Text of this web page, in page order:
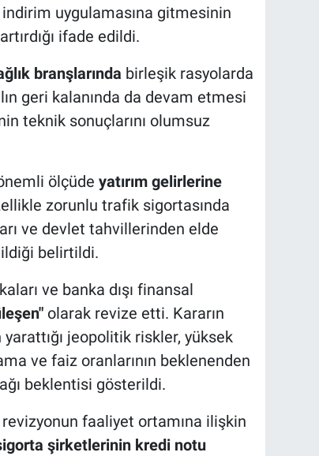
uygulamasına gitmesinin
ifade edildi.
branşlarında birleşik rasyolarda
geri kalanında da devam etmesi
teknik sonuçlarını olumsuz
ölçüde yatırım gelirlerine
zorunlu trafik sigortasında
ve devlet tahvillerinden elde
belirtildi.
ve banka dışı finansal
olarak revize etti. Kararın
jeopolitik riskler, yüksek
ve faiz oranlarının beklenenden
beklentisi gösterildi.
faaliyet ortamına ilişkin
şirketlerinin kredi notu